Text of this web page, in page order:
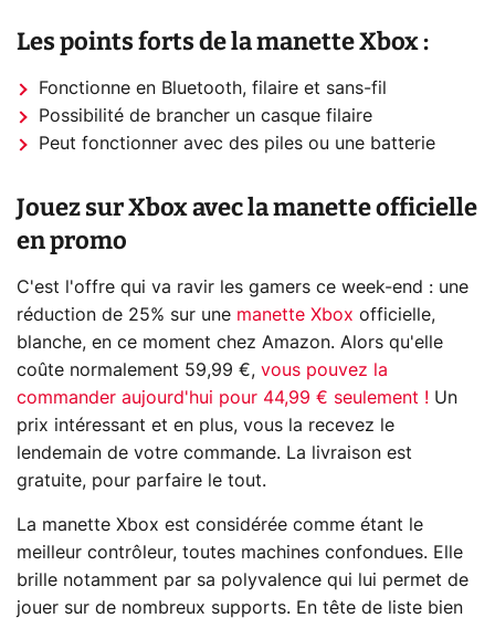
Les points forts de la manette Xbox :
Fonctionne en Bluetooth, filaire et sans-fil
Possibilité de brancher un casque filaire
Peut fonctionner avec des piles ou une batterie
Jouez sur Xbox avec la manette officielle
en promo
C'est l'offre qui va ravir les gamers ce week-end : une
réduction de 25% sur une manette Xbox officielle,
blanche, en ce moment chez Amazon. Alors qu'elle
coûte normalement 59,99 €, vous pouvez la
commander aujourd'hui pour 44,99 € seulement ! Un
prix intéressant et en plus, vous la recevez le
lendemain de votre commande. La livraison est
gratuite, pour parfaire le tout.
La manette Xbox est considérée comme étant le
meilleur contrôleur, toutes machines confondues. Elle
brille notamment par sa polyvalence qui lui permet de
jouer sur de nombreux supports. En tête de liste bien